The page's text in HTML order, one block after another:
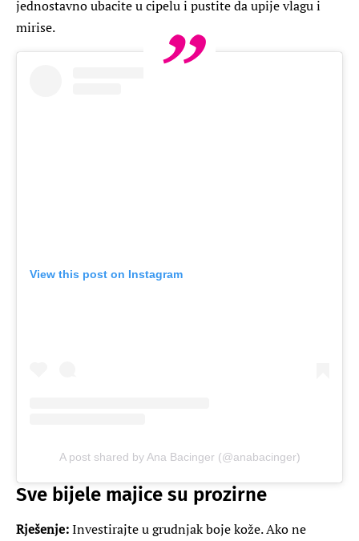
jednostavno ubacite u cipelu i pustite da upije vlagu i
mirise.
View this post on Instagram
A post shared by Ana Bacinger (@anabacinger)
Sve bijele majice su prozirne
Rješenje:Investirajte u grudnjak boje kože. Ako ne